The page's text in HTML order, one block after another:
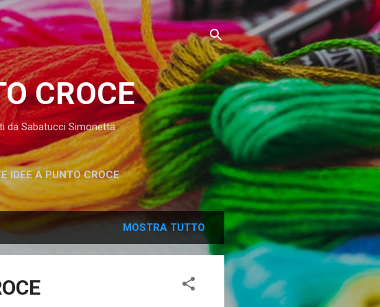
CROCE
da Sabatucci Simonetta
IDEE A PUNTO CROCE
MOSTRA TUTTO